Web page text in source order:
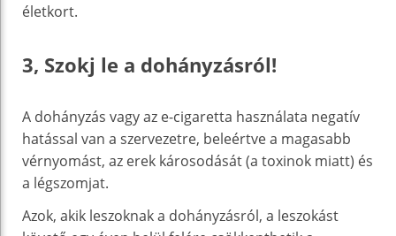
életkort.
3, Szokj le a dohányzásról!
A dohányzás vagy az e-cigaretta használata negatív
hatással van a szervezetre, beleértve a magasabb
vérnyomást, az erek károsodását (a toxinok miatt) és
a légszomjat.
Azok, akik leszoknak a dohányzásról, a leszokást